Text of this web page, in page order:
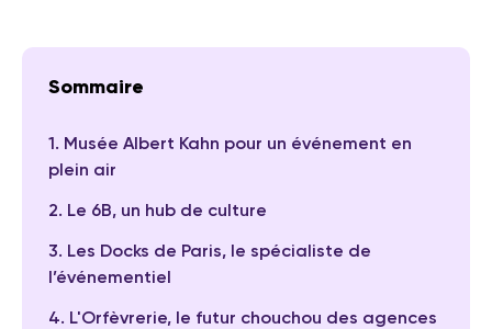
Sommaire
1. Musée Albert Kahn pour un événement en
plein air
2. Le 6B, un hub de culture
3. Les Docks de Paris, le spécialiste de
l’événementiel
4. L'Orfèvrerie, le futur chouchou des agences